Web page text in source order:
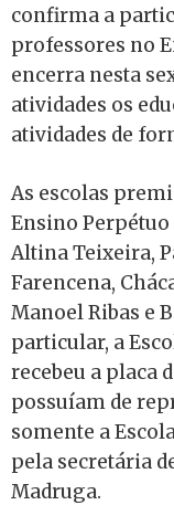
confirma a
professores no
encerra nesta
atividades os
atividades de
As escolas
Ensino Perpétuo
Altina Teixeira,
Farencena,
Manoel Ribas e
particular, a
recebeu a placa
possuíam de
somente a
pela secretária
Madruga.